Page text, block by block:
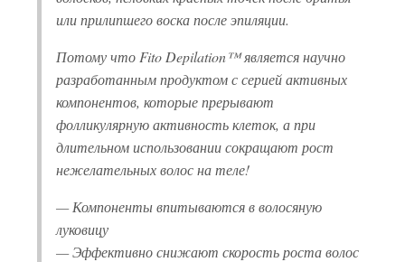
или прилипшего воска после эпиляции.
Потому что Fito Depilation™ является научно
разработанным продуктом с серией активных
компонентов, которые прерывают
фолликулярную активность клеток, а при
длительном использовании сокращают рост
нежелательных волос на теле!
— Компоненты впитываются в волосяную
луковицу
— Эффективно снижают скорость роста волос